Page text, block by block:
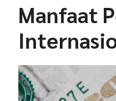
Manfaat